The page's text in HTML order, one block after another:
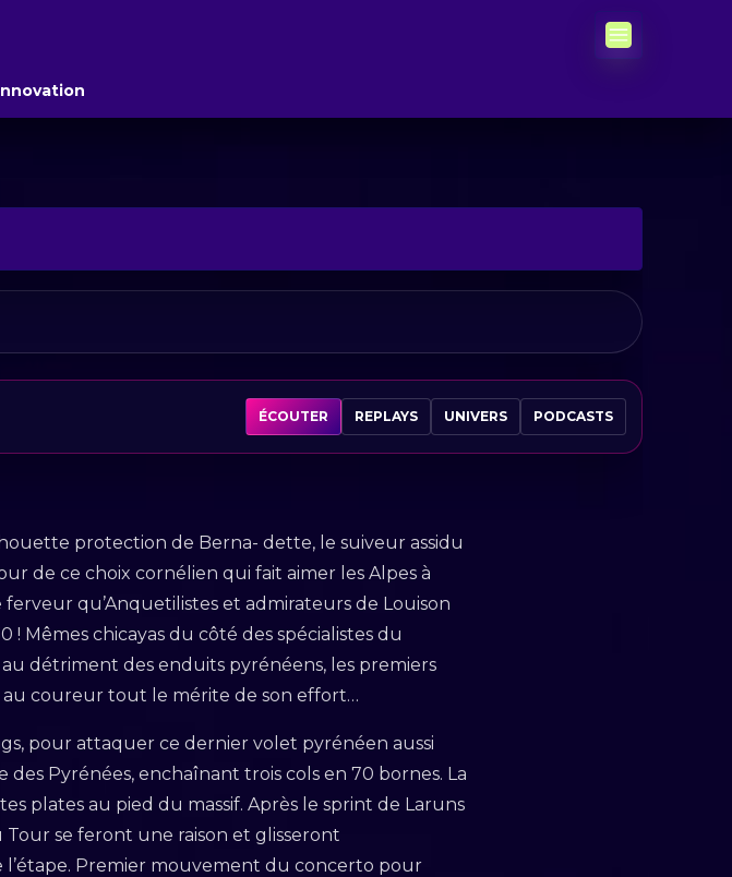
ÉCOUTER REPLAYS UNIVERS PODCASTS
protection de Berna- dette, le suiveur assidu
de ce choix cornélien qui fait aimer les Alpes à
ferveur qu’Anquetilistes et admirateurs de Louison
Mêmes chicayas du côté des spécialistes du
détriment des enduits pyrénéens, les premiers
au coureur tout le mérite de son effort…
pour attaquer ce dernier volet pyrénéen aussi
Pyrénées, enchaînant trois cols en 70 bornes. La
plates au pied du massif. Après le sprint de Laruns
Tour se feront une raison et glisseront
Premier mouvement du concerto pour